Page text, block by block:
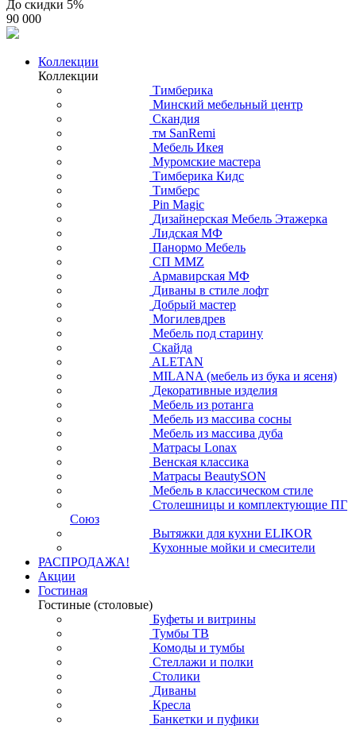
До скидки 5%
90 000
Коллекции
Коллекции
Тимберика
Минский мебельный центр
Скандия
тм SanRemi
Мебель Икея
Муромские мастера
Тимберика Кидс
Тимберс
Pin Magic
Дизайнерская Мебель Этажерка
Лидская МФ
Панормо Мебель
СП ММZ
Армавирская МФ
Диваны в стиле лофт
Добрый мастер
Могилевдрев
Мебель под старину
Скайда
ALETAN
MILANA (мебель из бука и ясеня)
Декоративные изделия
Мебель из ротанга
Мебель из массива сосны
Мебель из массива дуба
Матрасы Lonax
Венская классика
Матрасы BeautySON
Мебель в классическом стиле
Столешницы и комплектующие ПГ
Союз
Вытяжки для кухни ELIKOR
Кухонные мойки и смесители
РАСПРОДАЖА!
Акции
Гостиная
Гостиные (столовые)
Буфеты и витрины
Тумбы ТВ
Комоды и тумбы
Стеллажи и полки
Столики
Диваны
Кресла
Банкетки и пуфики